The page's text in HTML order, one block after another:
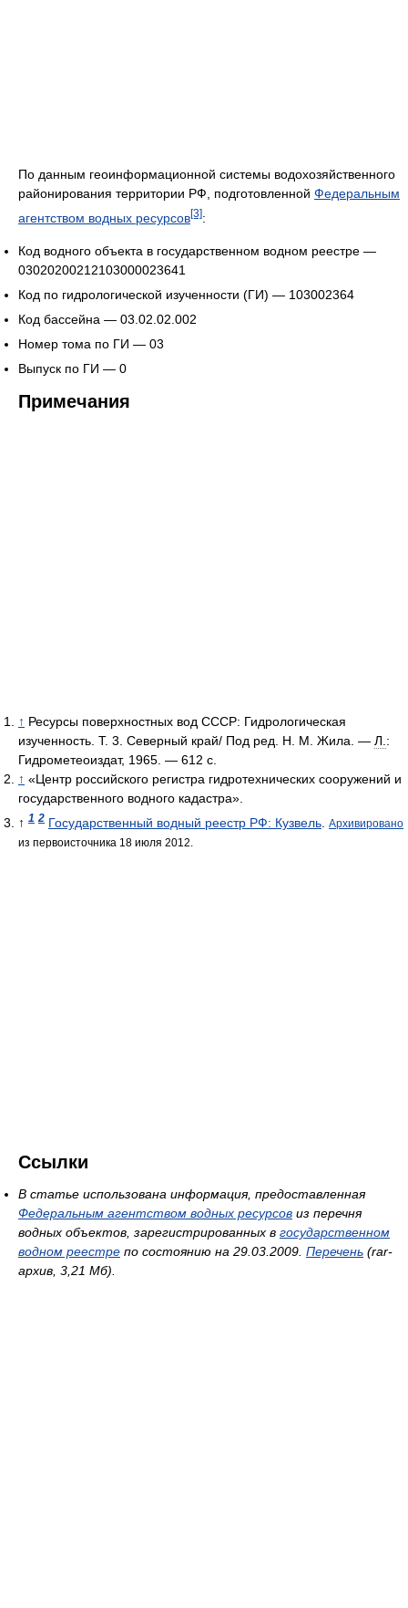
По данным геоинформационной системы водохозяйственного
районирования территории РФ, подготовленной Федеральным
агентством водных ресурсов[3]:
Код водного объекта в государственном водном реестре —
03020200212103000023641
Код по гидрологической изученности (ГИ) — 103002364
Код бассейна — 03.02.02.002
Номер тома по ГИ — 03
Выпуск по ГИ — 0
Примечания
↑ Ресурсы поверхностных вод СССР: Гидрологическая
изученность. Т. 3. Северный край/ Под ред. Н. М. Жила. — Л. :
Гидрометеоиздат, 1965. — 612 с.
↑ «Центр российского регистра гидротехнических сооружений и
государственного водного кадастра».
↑ 1 2 Государственный водный реестр РФ: Кузвель
Архивировано
из первоисточника 18 июля 2012.
Ссылки
В статье использована информация, предоставленная
Федеральным агентством водных ресурсов из перечня
водных объектов, зарегистрированных в государственном
водном реестре по состоянию на 29.03.2009. Перечень (rar-
архив, 3,21 Мб).